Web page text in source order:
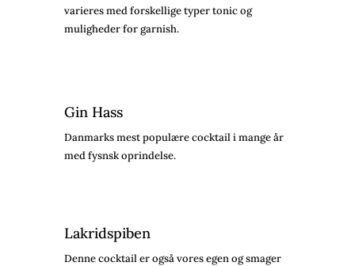
varieres med forskellige typer tonic og
muligheder for garnish.
Gin Hass
Danmarks mest populære cocktail i mange år
med fysnsk oprindelse.
Lakridspiben
Denne cocktail er også vores egen og smager